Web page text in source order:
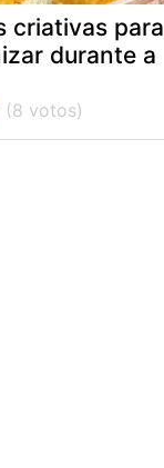
criativas para
durante a